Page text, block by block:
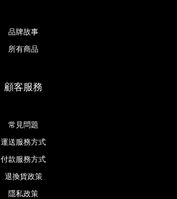
品牌故事
所有商品
顧客服務
常見問題
運送服務方式
付款服務方式
退換貨政策
隱私政策